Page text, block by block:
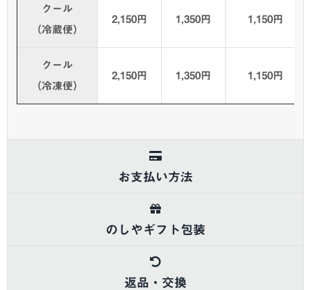
クール
（冷蔵便）
2,150円 1,350円 1,150円
クール
（冷凍便）
2,150円 1,350円 1,150円
お支払い方法
のしやギフト包装
返品・交換